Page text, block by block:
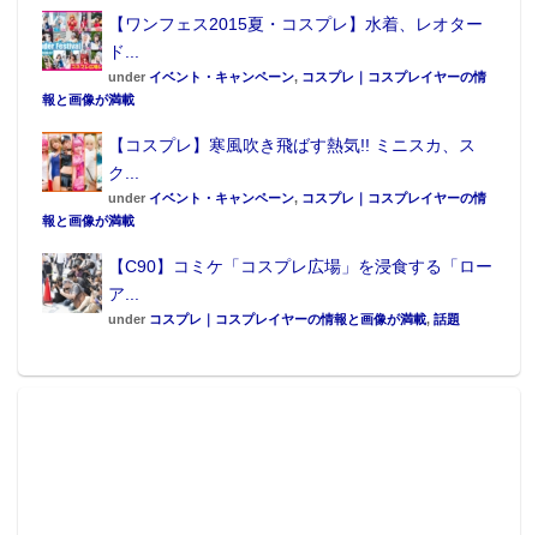
【ワンフェス2015夏・コスプレ】水着、レオター
ド...
under イベント・キャンペーン, コスプレ｜コスプレイヤーの情
報と画像が満載
【コスプレ】寒風吹き飛ばす熱気!! ミニスカ、ス
ク...
under イベント・キャンペーン, コスプレ｜コスプレイヤーの情
報と画像が満載
【C90】コミケ「コスプレ広場」を浸食する「ロー
ア...
under コスプレ｜コスプレイヤーの情報と画像が満載, 話題